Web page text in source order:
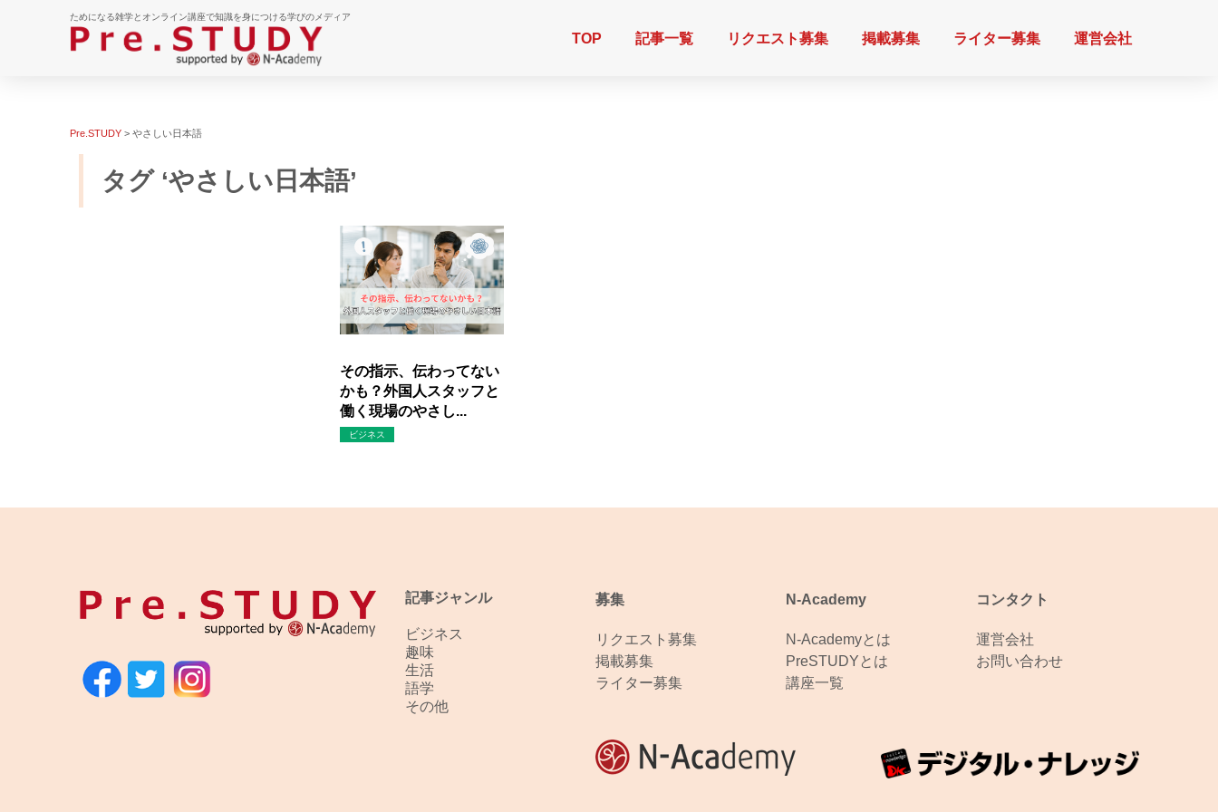
ためになる雑学とオンライン講座で知識を身につける学びのメディア
TOP 記事一覧 リクエスト募集 掲載募集 ライター募集 運営会社
Pre.STUDY > やさしい日本語
タグ ‘やさしい日本語’
その指示、伝わってない
かも？外国人スタッフと
働く現場のやさし...
ビジネス
記事ジャンル
ビジネス
趣味
生活
語学
その他
募集
リクエスト募集
掲載募集
ライター募集
N-Academy
N-Academyとは
PreSTUDYとは
講座一覧
コンタクト
運営会社
お問い合わせ